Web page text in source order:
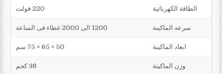
الطاقة الكهربائية 220 فولت
سرعه الماكينة 1200 الى 2000 غطاء فى الساعة
ابعاد الماكينة 50 × 65 × 75 سم
وزن الماكينة 38 كجم